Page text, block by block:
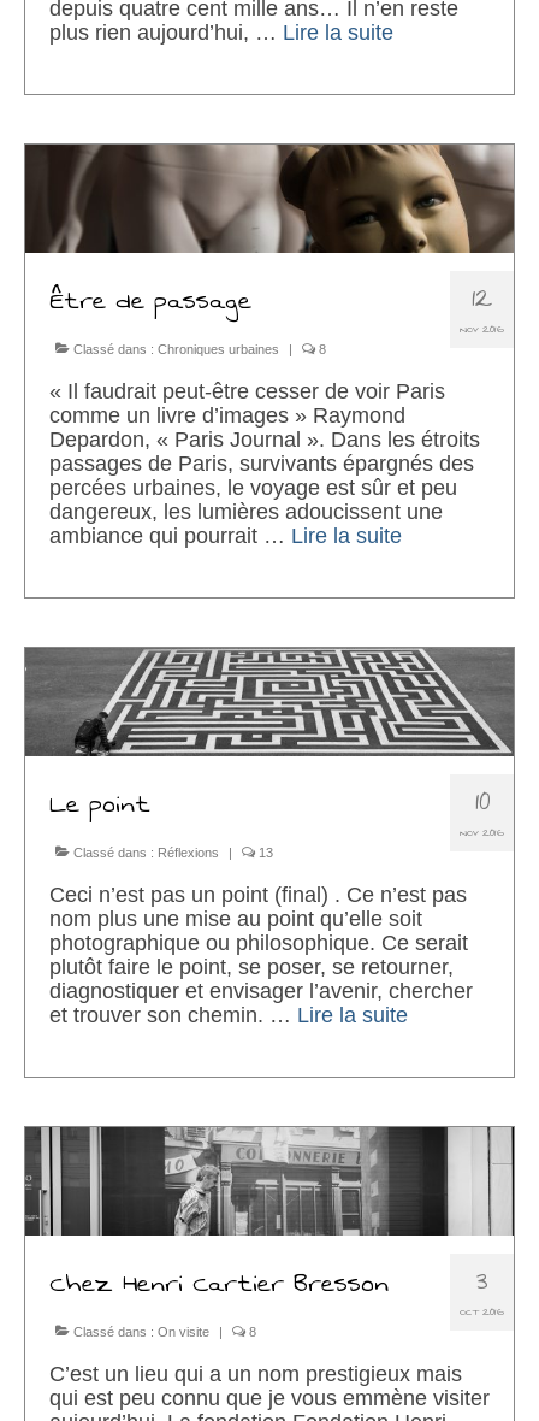
depuis quatre cent mille ans… Il n’en reste
plus rien aujourd’hui, … Lire la suite­­
12
NOV 2016
Être de passage
Classé dans : Chroniques urbaines | 8
« Il faudrait peut-être cesser de voir Paris
comme un livre d’images » Raymond
Depardon, « Paris Journal ». Dans les étroits
passages de Paris, survivants épargnés des
percées urbaines, le voyage est sûr et peu
dangereux, les lumières adoucissent une
ambiance qui pourrait … Lire la suite­­
10
NOV 2016
Le point
Classé dans : Réflexions | 13
Ceci n’est pas un point (final) . Ce n’est pas
nom plus une mise au point qu’elle soit
photographique ou philosophique. Ce serait
plutôt faire le point, se poser, se retourner,
diagnostiquer et envisager l’avenir, chercher
et trouver son chemin. … Lire la suite­­
3
OCT 2016
Chez Henri Cartier Bresson
Classé dans : On visite | 8
C’est un lieu qui a un nom prestigieux mais
qui est peu connu que je vous emmène visiter